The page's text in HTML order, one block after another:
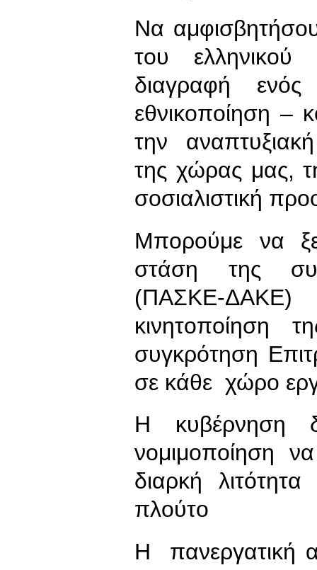
Να
του
διαγραφή
εθνικοποίηση –
την
της χώρας μας,
σοσιαλιστική
Μπορούμε να
στάση της
(ΠΑΣΚΕ-
κινητοποίηση
συγκρότηση
σε κάθε χώρο
Η κυβέρνηση
νομιμοποίηση
διαρκή
πλούτο
Η πανεργατική